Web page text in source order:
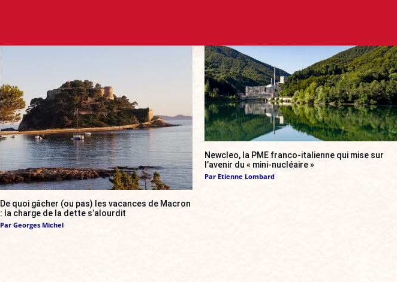
De quoi gâcher (ou pas) les vacances de Macron
: la charge de la dette s’alourdit
Par Georges Michel
Newcleo, la PME franco-italienne qui mise sur
l’avenir du « mini-nucléaire »
Par Etienne Lombard